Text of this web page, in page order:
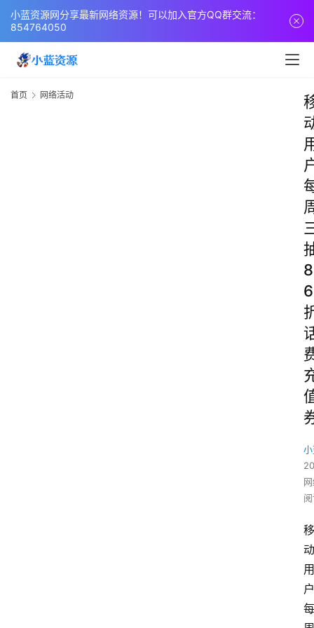
小蓝资源网分享最新网络资源！可以加入官方QQ群交流：
854764050
首页 网络活动
8
6
移
动
用
户
每